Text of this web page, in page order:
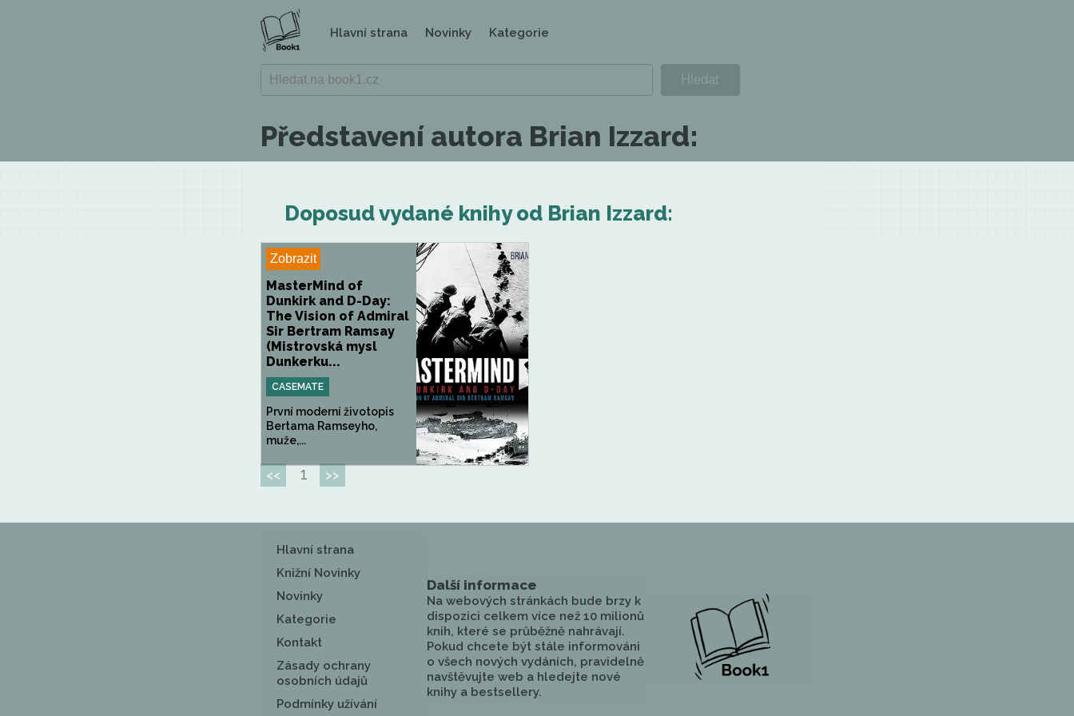
Hlavní strana Novinky Kategorie
Představení autora Brian Izzard:
Doposud vydané knihy od Brian Izzard:
Zobrazit
MasterMind of
Dunkirk and D-Day:
The Vision of Admiral
Sir Bertram Ramsay
(Mistrovská mysl
Dunkerku...
CASEMATE
První moderní životopis
Bertama Ramseyho,
muže,...
<< 1 >>
Hlavní strana
Knižní Novinky
Novinky
Kategorie
Kontakt
Zásady ochrany
osobních údajů
Podmínky užívání
Další informace
Na webových stránkách bude brzy k
dispozici celkem více než 10 milionů
knih, které se průběžně nahrávají.
Pokud chcete být stále informováni
o všech nových vydáních, pravidelně
navštěvujte web a hledejte nové
knihy a bestsellery.